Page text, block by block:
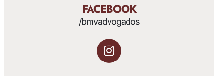
FACEBOOK
/bmvadvogados